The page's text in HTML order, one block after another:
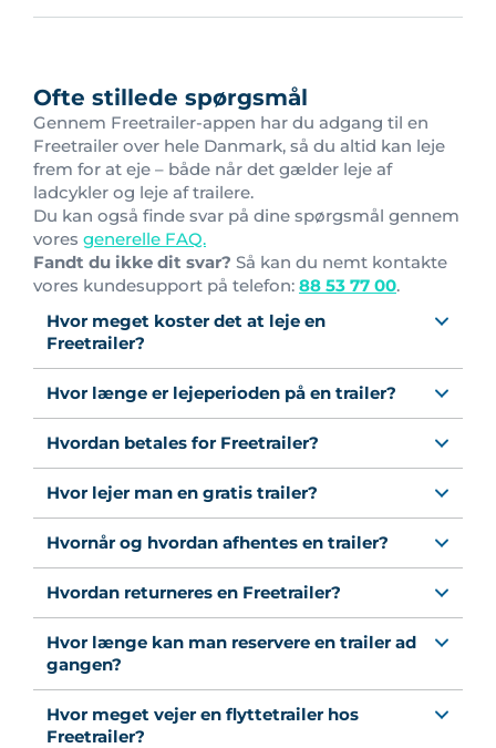
Ofte stillede spørgsmål
Gennem Freetrailer-appen har du adgang til en
Freetrailer over hele Danmark, så du altid kan leje
frem for at eje – både når det gælder leje af
ladcykler og leje af trailere.
Du kan også finde svar på dine spørgsmål gennem
vores generelle FAQ.
Fandt du ikke dit svar? Så kan du nemt kontakte
vores kundesupport på telefon: 88 53 77 00.
Hvor meget koster det at leje en
Freetrailer?
Hvor længe er lejeperioden på en trailer?
Hvordan betales for Freetrailer?
Hvor lejer man en gratis trailer?
Hvornår og hvordan afhentes en trailer?
Hvordan returneres en Freetrailer?
Hvor længe kan man reservere en trailer ad
gangen?
Hvor meget vejer en flyttetrailer hos
Freetrailer?